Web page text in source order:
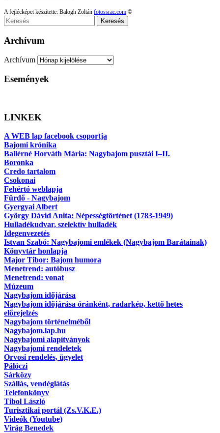
A fejlécképet készítette: Balogh Zoltán fotossrac.com ©
Keresés
Archívum
Archívum
Események
LINKEK
A WEB lap facebook csoportja
Bajomi krónika
Ballérné Horváth Mária: Nagybajom pusztái I–II.
Boronka
Credo tartalom
Csokonai
Fehértó weblapja
Fürdő - Nagybajom
Gyergyai Albert
György Dávid Anita: Népességtörténet (1783-1949)
Hulladékudvar, szelektív hulladék
Idegenvezetés
Istvan Szabó: Nagybajomi emlékek (Nagybajom Barátainak)
Könyvtár honlapja
Major Tibor: Bajom humora
Menetrend: autóbusz
Menetrend: vonat
Múzeum
Nagybajom időjárása
Nagybajom időjárása óránként, radarkép, kettő hetes
előrejelzés
Nagybajom történelméből
Nagybajom.lap.hu
Nagybajomi alapítványok
Nagybajomi rendeletek
Orvosi rendelés, ügyelet
Pálóczi
Sárközy
Szállás, vendéglátás
Telefonkönyv
Tibol László
Turisztikai portál (Zs.V.K.E.)
Videók (Youtube)
Virág Benedek